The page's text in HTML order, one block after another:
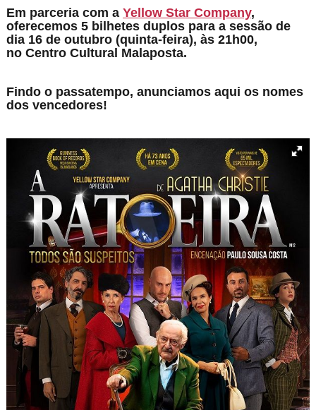
Em parceria com aYellow Star Company,
oferecemos 5 bilhetes duplos para a sessão de
dia 16 de outubro (quinta-feira), às 21h00,
noCentro Cultural Malaposta.
Findo o passatempo, anunciamos aqui os nomes
dos vencedores!